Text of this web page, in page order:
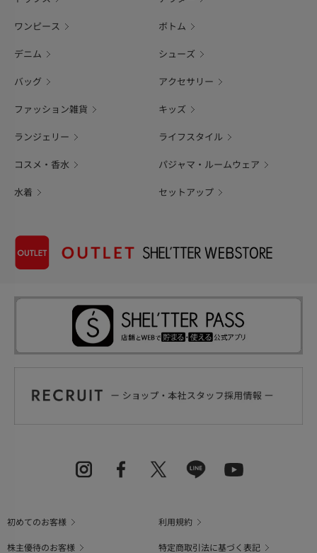
ワンピース ボトム
デニム シューズ
バッグ アクセサリー
ファッション雑貨 キッズ
ランジェリー ライフスタイル
コスメ・香水 パジャマ・ルームウェア
水着 セットアップ
初めてのお客様
利用規約
株主優待のお客様
特定商取引法に基づく表記